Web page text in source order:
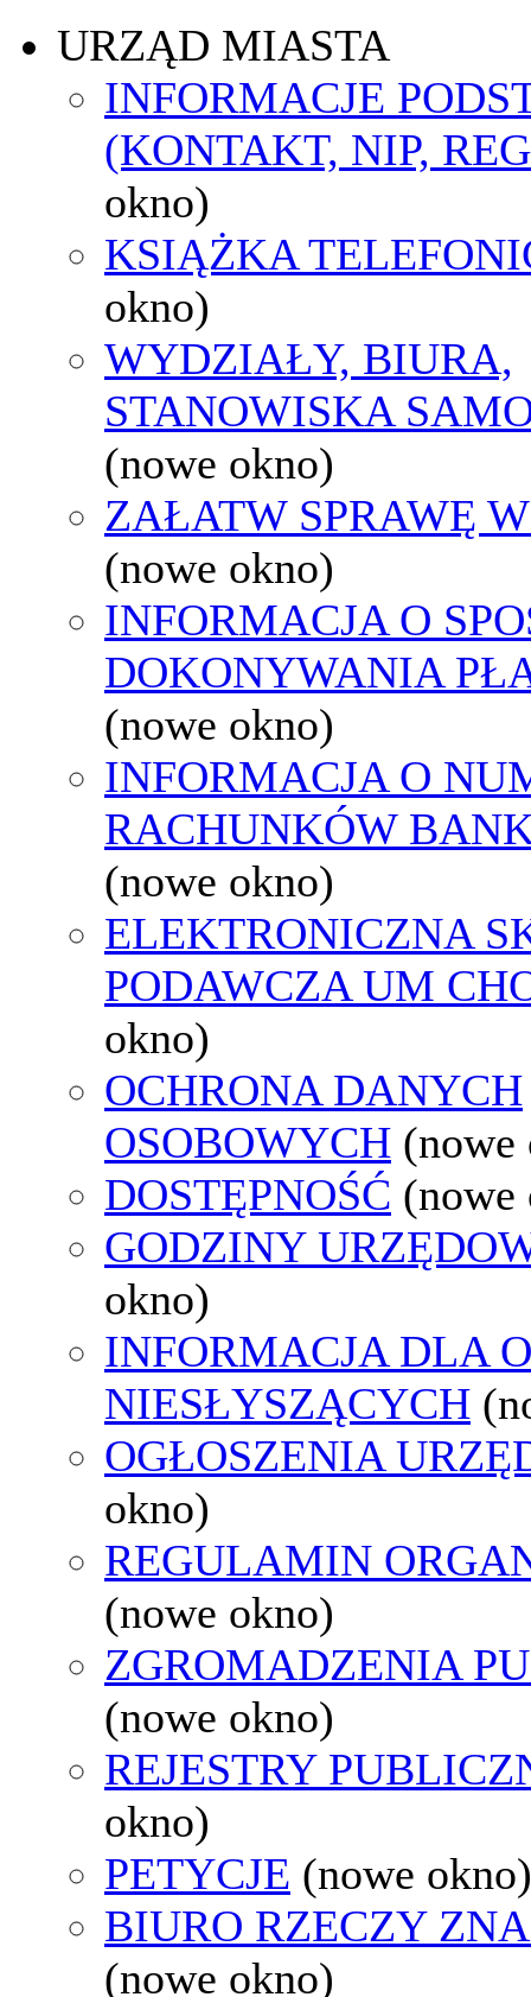
URZĄD MIASTA
INFORMACJE
(KONTAKT, NIP,
okno)
KSIĄŻKA
okno)
WYDZIAŁY, BIURA,
STANOWISKA
(nowe okno)
ZAŁATW SPRAWĘ
(nowe okno)
INFORMACJA O
DOKONYWANIA
(nowe okno)
INFORMACJA O
RACHUNKÓW
(nowe okno)
ELEKTRONICZNA
PODAWCZA UM
okno)
OCHRONA DANYCH
OSOBOWYCH (nowe
DOSTĘPNOŚĆ (nowe
GODZINY
okno)
INFORMACJA DLA
NIESŁYSZĄCYCH
OGŁOSZENIA
okno)
REGULAMIN
(nowe okno)
ZGROMADZENIA
(nowe okno)
REJESTRY
okno)
PETYCJE (nowe okno)
BIURO RZECZY
(nowe okno)